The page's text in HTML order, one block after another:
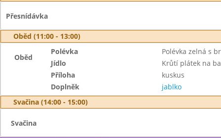
Přesnídávka
Oběd (11:00 - 13:00)
Oběd
Polévka
Polévka zelná s
Jídlo
Krůtí plátek na
Příloha
kuskus
Doplněk
jablko
Svačina (14:00 - 15:00)
Svačina